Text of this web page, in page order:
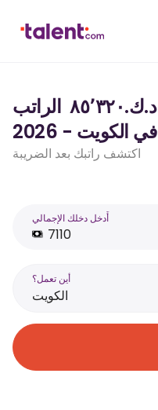
حاسبة ضريبة الدخل ل د.ك.‏٨٥٬٣٢٠ ‏ الراتب
في الكويت - 2026
اكتشف راتبك بعد الضريبة
أَدخل دخلك الإجمالي
أين تعمل؟
الكويت